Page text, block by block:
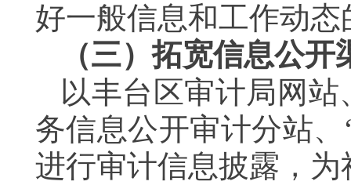
好一般信息和工作动
（三）拓宽信息公开
以丰台区审计局网
务信息公开审计分站
进行审计信息披露，